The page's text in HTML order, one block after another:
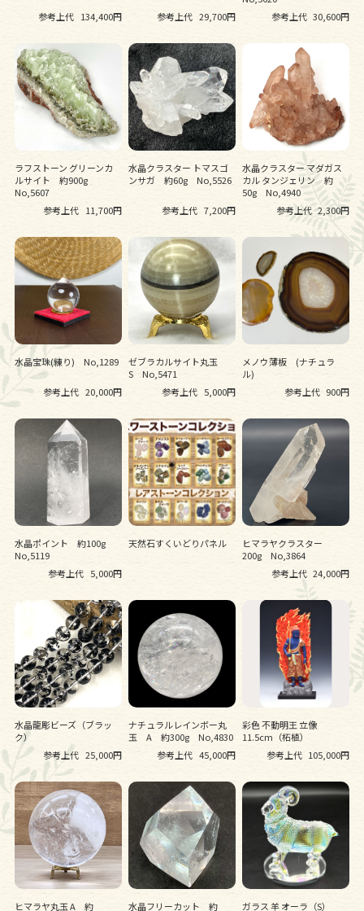
参考上代 134,400円 参考上代 29,700円
参考上代 30,600円
ラフストーン グリーンカ
ルサイト 約900g
No,5607
参考上代 11,700円
水晶クラスター トマスゴ
ンサガ 約60g No,5526
参考上代 7,200円
水晶クラスター マダガス
カル タンジェリン 約
50g No,4940
参考上代 2,300円
水晶宝珠(練り) No,1289
参考上代 20,000円
ゼブラカルサイト丸玉
S No,5471
参考上代 5,000円
メノウ薄板 (ナチュラ
ル)
参考上代 900円
水晶ポイント 約100g
No,5119
参考上代 5,000円
天然石すくいどりパネル
ヒマラヤクラスター
200g No,3864
参考上代 24,000円
水晶龍彫ビーズ（ブラッ
ク）
参考上代 25,000円
ナチュラルレインボー丸
玉 A 約300g No,4830
参考上代 45,000円
彩色 不動明王 立像
11.5cm（柘植）
参考上代 105,000円
ヒマラヤ丸玉 A 約 水晶フリーカット 約 ガラス 羊 オーラ（S）